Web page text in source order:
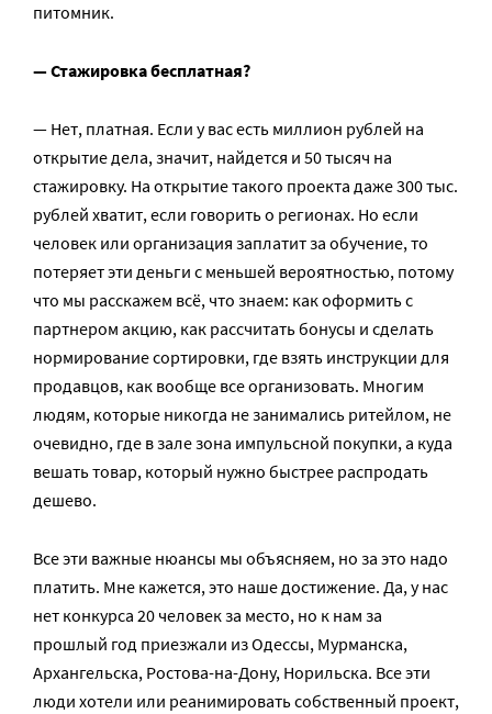
питомник.
— Стажировка бесплатная?
— Нет, платная. Если у вас есть миллион рублей на
открытие дела, значит, найдется и 50 тысяч на
стажировку. На открытие такого проекта даже 300 тыс.
рублей хватит, если говорить о регионах. Но если
человек или организация заплатит за обучение, то
потеряет эти деньги с меньшей вероятностью, потому
что мы расскажем всё, что знаем: как оформить с
партнером акцию, как рассчитать бонусы и сделать
нормирование сортировки, где взять инструкции для
продавцов, как вообще все организовать. Многим
людям, которые никогда не занимались ритейлом, не
очевидно, где в зале зона импульсной покупки, а куда
вешать товар, который нужно быстрее распродать
дешево.
Все эти важные нюансы мы объясняем, но за это надо
платить. Мне кажется, это наше достижение. Да, у нас
нет конкурса 20 человек за место, но к нам за
прошлый год приезжали из Одессы, Мурманска,
Архангельска, Ростова-на-Дону, Норильска. Все эти
люди хотели или реанимировать собственный проект,